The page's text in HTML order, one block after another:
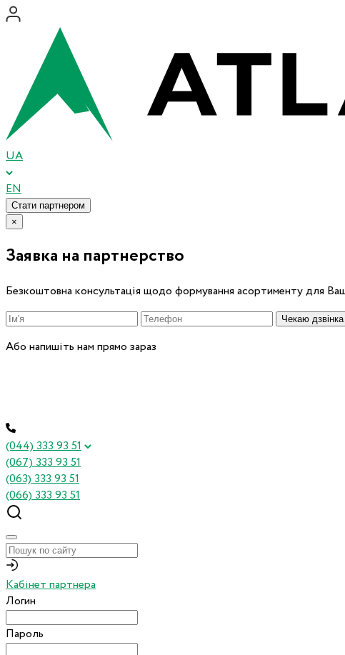
UA
EN
Стати партнером
×
Заявка на партнерство
Безкоштовна консультація щодо формування асортименту для
Чекаю дзвінка
Або напишіть нам прямо зараз
(044) 333 93 51
(067) 333 93 51
(063) 333 93 51
(066) 333 93 51
Кабінет партнера
Логин
Пароль